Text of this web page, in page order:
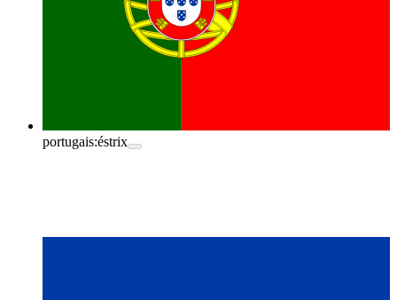
portugais:éstrix